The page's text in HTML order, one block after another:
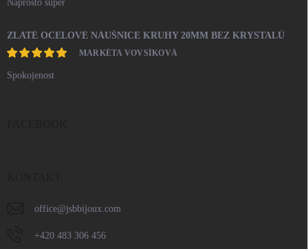
Naprosto super
ZLATÉ OCELOVÉ NÁUŠNICE KRUHY 20MM BEZ KRYSTALŮ
MARKÉTA VOVSÍKOVÁ
Spokojenost
office@jsbbijoux.com
+420 483 306 456